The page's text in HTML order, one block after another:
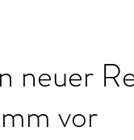
neuer
vor